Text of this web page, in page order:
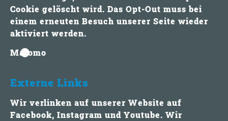
Cookie gelöscht wird. Das Opt-Out muss bei
einem erneuten Besuch unserer Seite wieder
aktiviert werden.
Matomo
Externe Links
Wir verlinken auf unserer Website auf
Facebook, Instagram und Youtube. Wir